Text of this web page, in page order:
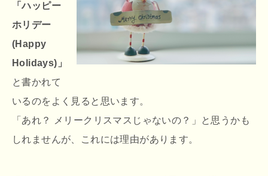
「ハッピー
ホリデー
(Happy
Holidays)」
と書かれて
いるのをよく見ると思います。
「あれ？ メリークリスマスじゃないの？」と思うかも
しれませんが、これには理由があります。